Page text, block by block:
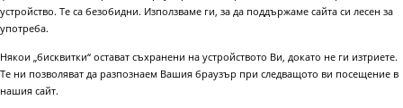
устройство. Те са безобидни. Използваме ги, за да поддържаме сайта си лесен за
употреба.
Някои „бисквитки“ остават съхранени на устройството Ви, докато не ги изтриете.
Те ни позволяват да разпознаем Вашия браузър при следващото ви посещение в
нашия сайт.